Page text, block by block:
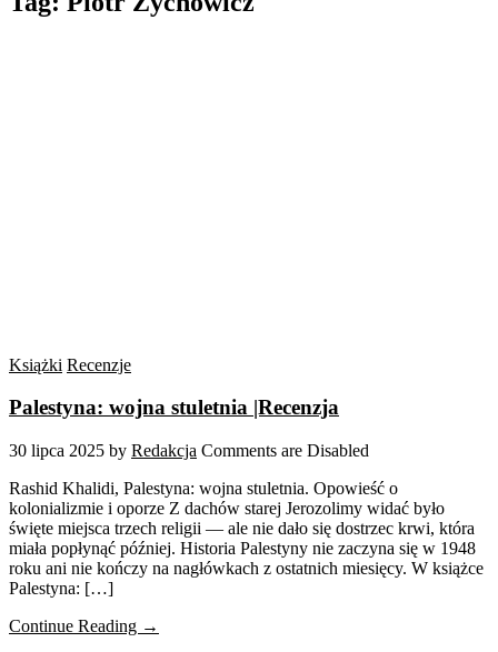
Książki Recenzje
Palestyna: wojna stuletnia |Recenzja
30 lipca 2025 by Redakcja Comments are Disabled
Rashid Khalidi, Palestyna: wojna stuletnia. Opowieść o
kolonializmie i oporze Z dachów starej Jerozolimy widać było
święte miejsca trzech religii — ale nie dało się dostrzec krwi, która
miała popłynąć później. Historia Palestyny nie zaczyna się w 1948
roku ani nie kończy na nagłówkach z ostatnich miesięcy. W książce
Palestyna: […]
Continue Reading →